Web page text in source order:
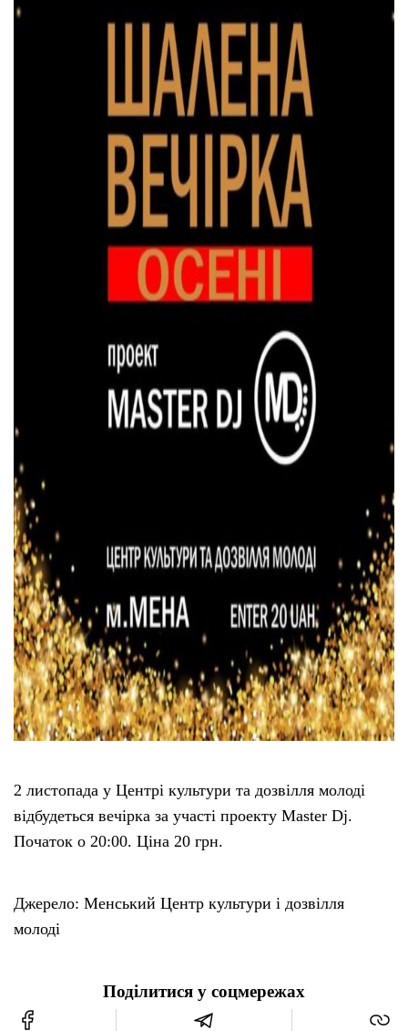
2 листопада у Центрі культури та дозвілля молоді
відбудеться вечірка за участі проекту Master Dj.
Початок о 20:00. Ціна 20 грн.
Джерело: Менський Центр культури і дозвілля
молоді
Поділитися у соцмережах